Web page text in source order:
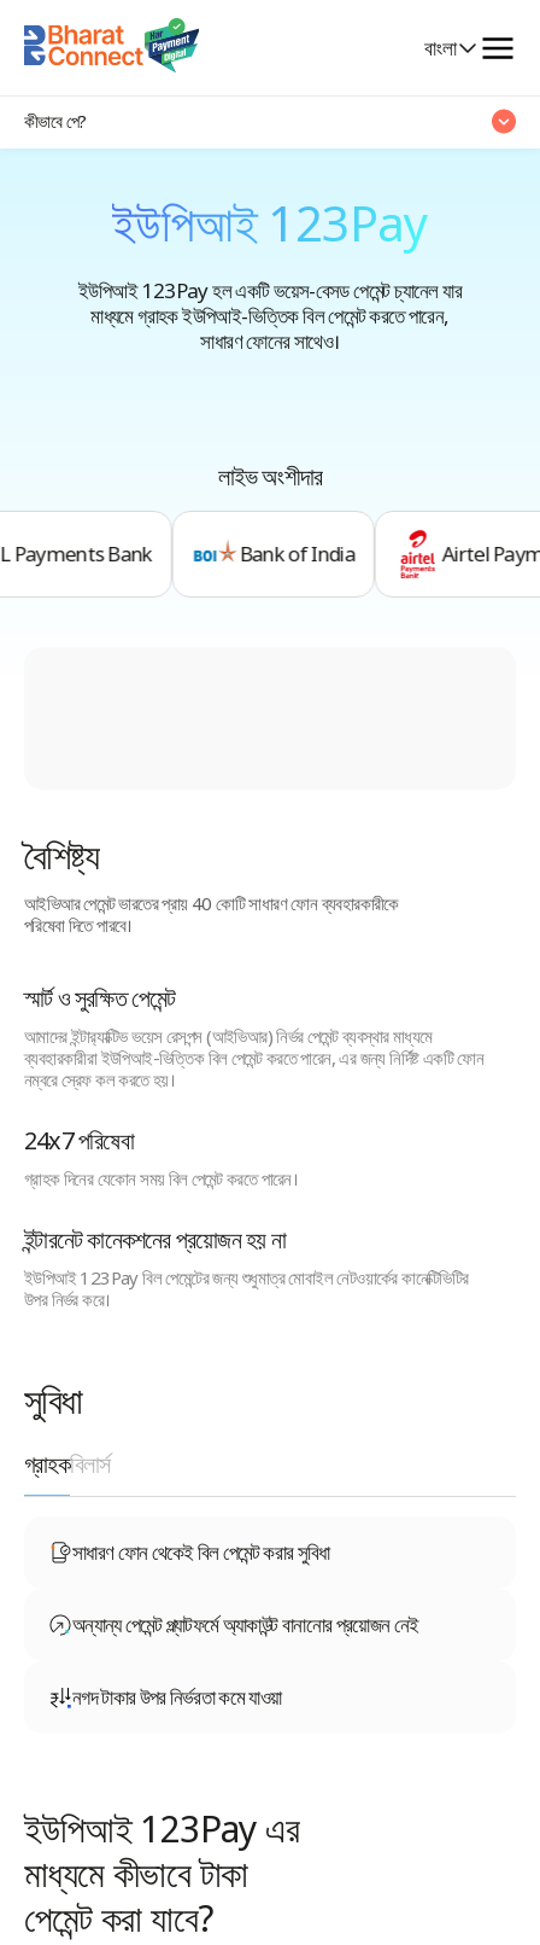
Select
বাংলা
সুবিধা
কীভাবে পে?
ইউপিআই 123Pay
ইউপিআই 123Pay হল একটি ভয়েস-বেসড পেমেন্ট চ্যানেল যার
মাধ্যমে গ্রাহক ইউপিআই-ভিত্তিক বিল পেমেন্ট করতে পারেন,
সাধারণ ফোনের সাথেও।
লাইভ অংশীদার
Payments Bank Bank of India Airtel
বৈশিষ্ট্য
আইভিআর পেমেন্ট ভারতের প্রায় 40 কোটি সাধারণ ফোন ব্যবহারকারীকে
পরিষেবা দিতে পারবে।
স্মার্ট ও সুরক্ষিত পেমেন্ট
আমাদের ইন্টার‍্যাক্টিভ ভয়েস রেসপন্স (আইভিআর) নির্ভর পেমেন্ট ব্যবস্থার মাধ্যমে
ব্যবহারকারীরা ইউপিআই-ভিত্তিক বিল পেমেন্ট করতে পারেন, এর জন্য নির্দিষ্ট একটি ফোন
নম্বরে স্রেফ কল করতে হয়।
24x7 পরিষেবা
গ্রাহক দিনের যেকোন সময় বিল পেমেন্ট করতে পারেন।
ইন্টারনেট কানেকশনের প্রয়োজন হয় না
ইউপিআই 123Pay বিল পেমেন্টের জন্য শুধুমাত্র মোবাইল নেটওয়ার্কের কানেক্টিভিটির
উপর নির্ভর করে।
সুবিধা
গ্রাহকবিলার্স
সাধারণ ফোন থেকেই বিল পেমেন্ট করার সুবিধা
অন্যান্য পেমেন্ট প্ল্যাটফর্মে অ্যাকাউন্ট বানানোর প্রয়োজন নেই
নগদ টাকার উপর নির্ভরতা কমে যাওয়া
ইউপিআই 123Pay এর
মাধ্যমে কীভাবে টাকা
পেমেন্ট করা যাবে?